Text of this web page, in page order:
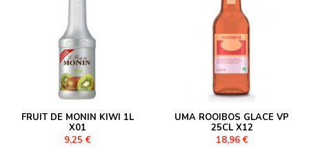
FRUIT DE MONIN KIWI 1L
X01
9,25 €
UMA ROOIBOS GLACE VP
25CL X12
18,96 €